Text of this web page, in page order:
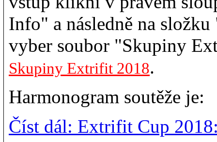
Info" a následně na
vyber soubor "Skupiny
Skupiny Extrifit 2018.
Harmonogram soutěže je:
Číst dál: Extrifit Cup